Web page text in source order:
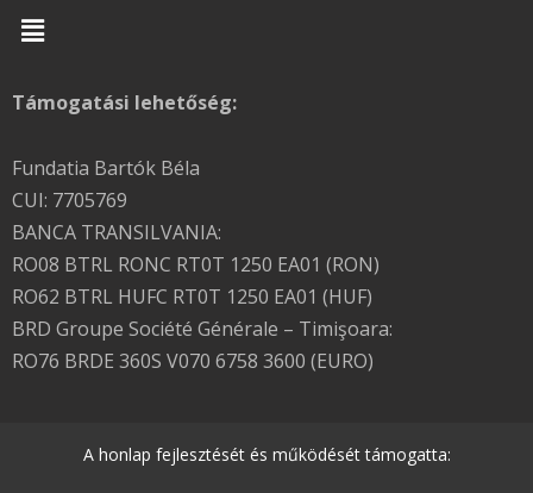
Menu
Támogatási lehetőség:
Fundatia Bartók Béla
CUI: 7705769
BANCA TRANSILVANIA:
RO08 BTRL RONC RT0T 1250 EA01 (RON)
RO62 BTRL HUFC RT0T 1250 EA01 (HUF)
BRD Groupe Société Générale – Timişoara:
RO76 BRDE 360S V070 6758 3600 (EURO)
A honlap fejlesztését és működését támogatta: